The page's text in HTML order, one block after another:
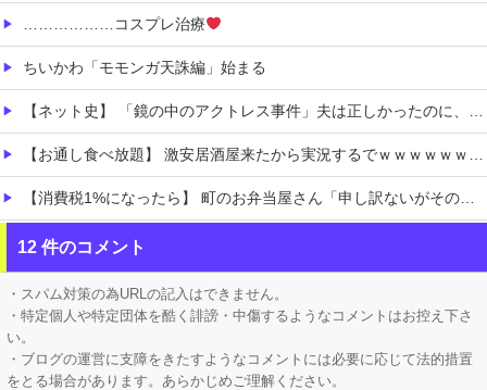
………………コスプレ治療
ちいかわ「モモンガ天誅編」始まる
【ネット史】 「鏡の中のアクトレス事件」夫は正しかったのに、なぜ喧嘩は終わらなかったのか
【お通し食べ放題】 激安居酒屋来たから実況するでｗｗｗｗｗｗｗｗ（画像あり）
【消費税1%になったら】 町のお弁当屋さん「申し訳ないがその分商品代を値上げして店頭価格を変えない」
【ホロライブ】 トワ様キャラ変するんか
【にじさんじ】 すこや、母親に「ゴミ持ってきなさいよ！」→ おしり振りながら「いーやーヤダヤダ」した結果ガチめにしばかれる
12 件のコメント
・スパム対策の為URLの記入はできません。
・特定個人や特定団体を酷く誹謗・中傷するようなコメントはお控え下さ
い。
・ブログの運営に支障をきたすようなコメントには必要に応じて法的措置
をとる場合があります。あらかじめご理解ください。